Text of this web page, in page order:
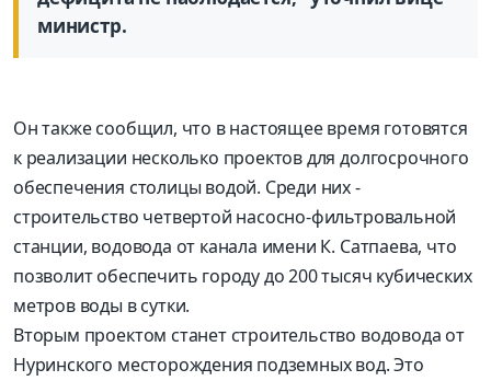
министр.
Он также сообщил, что в настоящее время готовятся
к реализации несколько проектов для долгосрочного
обеспечения столицы водой. Среди них -
строительство четвертой насосно-фильтровальной
станции, водовода от канала имени К. Сатпаева, что
позволит обеспечить городу до 200 тысяч кубических
метров воды в сутки.
Вторым проектом станет строительство водовода от
Нуринского месторождения подземных вод. Это